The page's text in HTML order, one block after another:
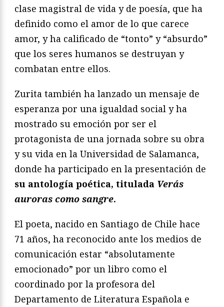
clase magistral de vida y de poesía, que ha
definido como el amor de lo que carece
amor, y ha calificado de “tonto” y “absurdo”
que los seres humanos se destruyan y
combatan entre ellos.
Zurita también ha lanzado un mensaje de
esperanza por una igualdad social y ha
mostrado su emoción por ser el
protagonista de una jornada sobre su obra
y su vida en la Universidad de Salamanca,
donde ha participado en la presentación de
su antología poética, titulada Verás
auroras como sangre.
El poeta, nacido en Santiago de Chile hace
71 años, ha reconocido ante los medios de
comunicación estar “absolutamente
emocionado” por un libro como el
coordinado por la profesora del
Departamento de Literatura Española e